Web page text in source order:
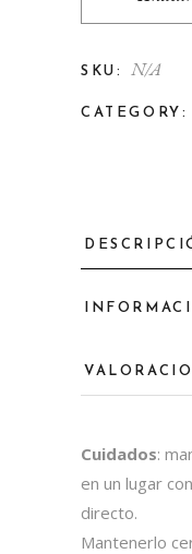
SKU: N/A
CATEGORY:
Cuidados:
en un lugar
directo.
Mantenerlo